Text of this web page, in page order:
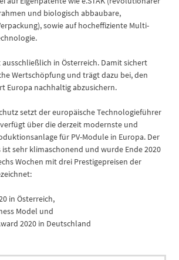
und biologisch abbaubare,
sowie auf hocheffiziente Multi-
in Österreich. Damit sichert
Wertschöpfung und trägt dazu bei, den
Europa nachhaltig abzusichern.
setzt der europäische Technologieführer
über die derzeit modernste und
für PV-Module in Europa. Der
sehr klimaschonend und wurde Ende 2020
Wochen mit drei Prestigepreisen der
in Österreich,
Model und
2020 in Deutschland